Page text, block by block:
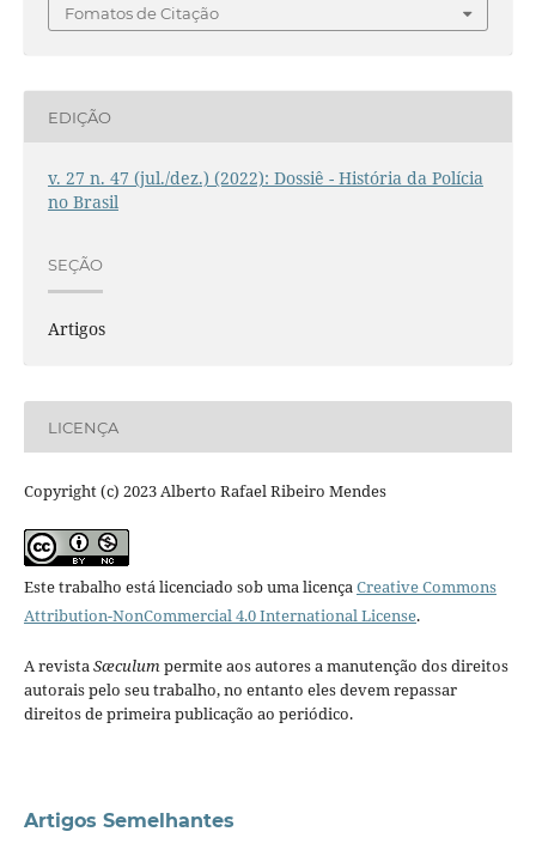
Fomatos de Citação
EDIÇÃO
v. 27 n. 47 (jul./dez.) (2022): Dossiê - História da Polícia
no Brasil
SEÇÃO
Artigos
LICENÇA
Copyright (c) 2023 Alberto Rafael Ribeiro Mendes
Este trabalho está licenciado sob uma licençaCreative Commons
Attribution-NonCommercial 4.0 International License.
A revistaSæculumpermite aos autores a manutenção dos direitos
autorais pelo seu trabalho, no entanto eles devem repassar
direitos de primeira publicação ao periódico.
Artigos Semelhantes